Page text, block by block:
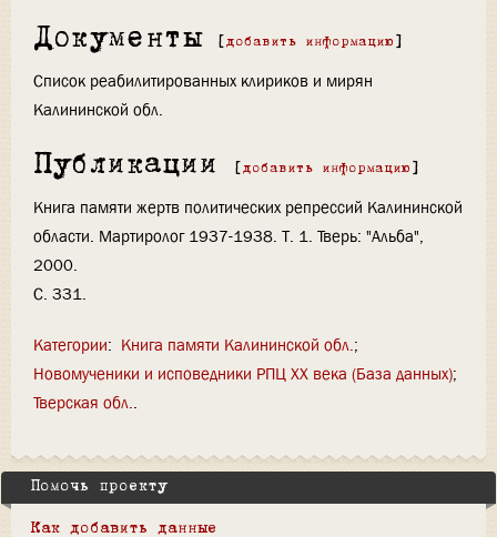
Документы [ добавить информацию ]
Список реабилитированных клириков и мирян
Калининской обл.
Публикации [ добавить информацию ]
Книга памяти жертв политических репрессий Калининской
области. Мартиролог 1937-1938. Т. 1. Тверь: "Альба",
2000.
С. 331.
Категории: Книга памяти Калининской обл.
Новомученики и исповедники РПЦ XX века (База данных)
Тверская обл.
Помочь проекту
Как добавить данные